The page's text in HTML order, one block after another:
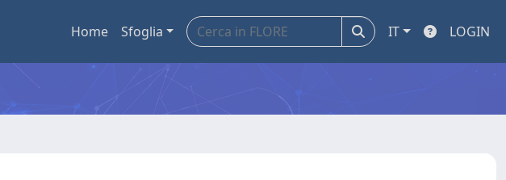
Home Sfoglia IT LOGIN